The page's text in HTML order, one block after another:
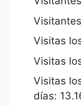
Visitas
Visitas
Visitas
días: